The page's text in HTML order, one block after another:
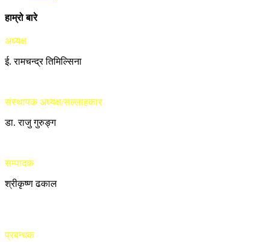
हाम्रो बारे
अध्यक्ष
ई. रामचन्द्र तिमिल्सिना
संस्थापक अध्यक्ष/सल्लाहकार
डा. राजु गुरुङ्ग
सम्पादक
श्रीकृष्ण ढकाल
प्रबन्धक